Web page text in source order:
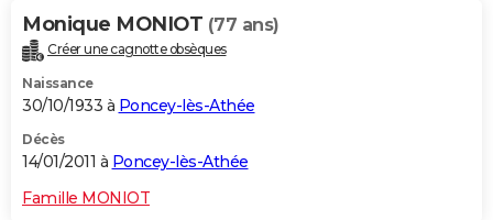
Monique MONIOT (77 ans)
Créer une cagnotte obsèques
Naissance
30/10/1933 à Poncey-lès-Athée
Décès
14/01/2011 à Poncey-lès-Athée
Famille MONIOT